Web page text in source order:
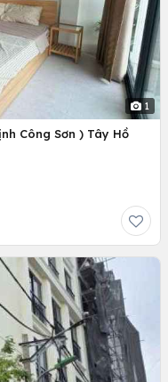
1
Bán 58m - 8 Tầng - 4m.Mặt Tiền.( Trịnh Công Sơn ) Tây Hồ